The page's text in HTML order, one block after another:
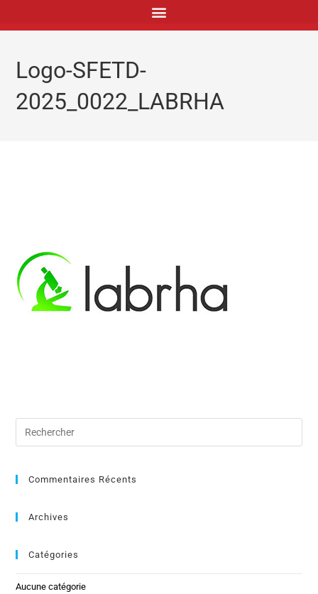
Logo-SFETD-
2025_0022_LABRHA
Commentaires Récents
Archives
Catégories
Aucune catégorie